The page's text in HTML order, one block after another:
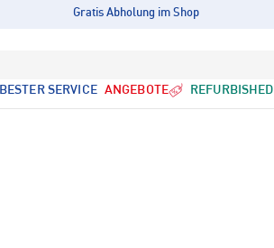
Gratis Abholung im Shop
BESTER SERVICE ANGEBOTE REFURBISHED